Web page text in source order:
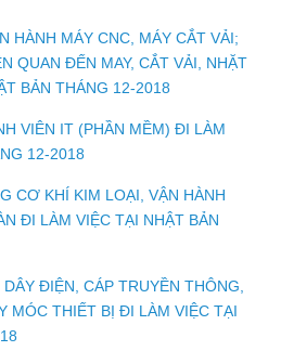
HÀNH MÁY CNC, MÁY CẮT VẢI;
QUAN ĐẾN MAY, CẮT VẢI, NHẶT
BẢN THÁNG 12-2018
VIÊN IT (PHẦN MỀM) ĐI LÀM
12-2018
CƠ KHÍ KIM LOẠI, VẬN HÀNH
ĐI LÀM VIỆC TẠI NHẬT BẢN
ĐIỆN, CÁP TRUYỀN THÔNG,
MÓC THIẾT BỊ ĐI LÀM VIỆC TẠI